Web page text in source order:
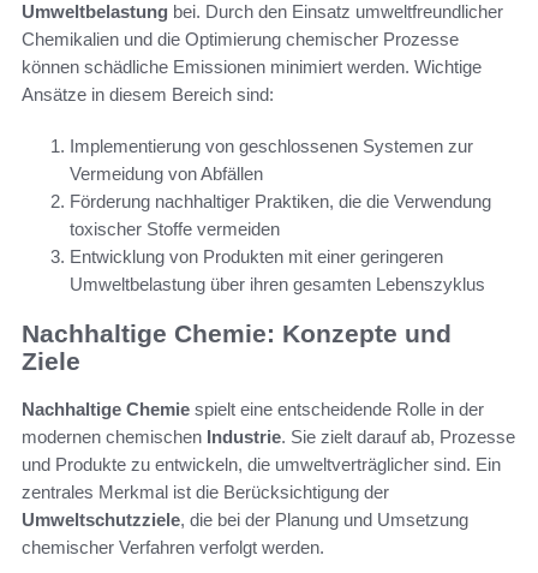
Umweltbelastung bei. Durch den Einsatz umweltfreundlicher
Chemikalien und die Optimierung chemischer Prozesse
können schädliche Emissionen minimiert werden. Wichtige
Ansätze in diesem Bereich sind:
Implementierung von geschlossenen Systemen zur
Vermeidung von Abfällen
Förderung nachhaltiger Praktiken, die die Verwendung
toxischer Stoffe vermeiden
Entwicklung von Produkten mit einer geringeren
Umweltbelastung über ihren gesamten Lebenszyklus
Nachhaltige Chemie: Konzepte und
Ziele
Nachhaltige Chemie spielt eine entscheidende Rolle in der
modernen chemischen Industrie. Sie zielt darauf ab, Prozesse
und Produkte zu entwickeln, die umweltverträglicher sind. Ein
zentrales Merkmal ist die Berücksichtigung der
Umweltschutzziele, die bei der Planung und Umsetzung
chemischer Verfahren verfolgt werden.